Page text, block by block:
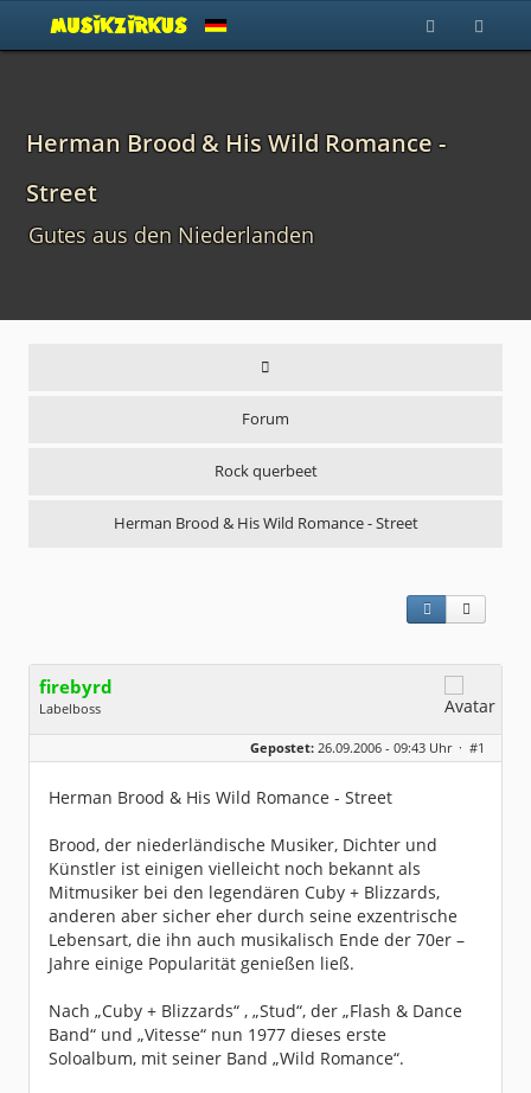
Herman Brood & His Wild Romance -
Street
Gutes aus den Niederlanden
Forum
Rock querbeet
Herman Brood & His Wild Romance - Street
firebyrd
Labelboss
Geschlecht:
keine Angabe
Hausgeburt (Ausgeburt?)
Beiträge:
48869
Gepostet: 26.09.2006 - 09:43 Uhr · #1
Herman Brood & His Wild Romance - Street
Brood, der niederländische Musiker, Dichter und
Künstler ist einigen vielleicht noch bekannt als
Mitmusiker bei den legendären Cuby + Blizzards,
anderen aber sicher eher durch seine exzentrische
Lebensart, die ihn auch musikalisch Ende der 70er –
Jahre einige Popularität genießen ließ.
Nach „Cuby + Blizzards“ , „Stud“, der „Flash & Dance
Band“ und „Vitesse“ nun 1977 dieses erste
Soloalbum, mit seiner Band „Wild Romance“.